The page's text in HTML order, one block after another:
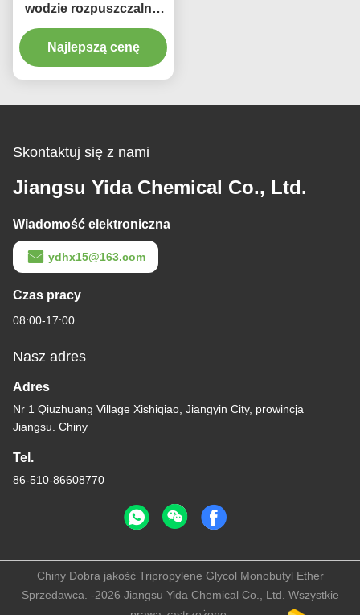
wodzie rozpuszczalnik
ekologiczny N-
propylowy eter glikolu
propylenowego
Najlepszą cenę
Skontaktuj się z nami
Jiangsu Yida Chemical Co., Ltd.
Wiadomość elektroniczna
ydhx15@163.com
Czas pracy
08:00-17:00
Nasz adres
Adres
Nr 1 Qiuzhuang Village Xishiqiao, Jiangyin City, prowincja
Jiangsu. Chiny
Tel.
86-510-86608770
Chiny Dobra jakość Tripropylene Glycol Monobutyl Ether
Sprzedawca. -2026 Jiangsu Yida Chemical Co., Ltd. Wszystkie